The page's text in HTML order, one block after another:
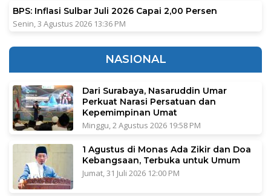
BPS: Inflasi Sulbar Juli 2026 Capai 2,00 Persen
Senin, 3 Agustus 2026 13:36 PM
NASIONAL
Dari Surabaya, Nasaruddin Umar
Perkuat Narasi Persatuan dan
Kepemimpinan Umat
Minggu, 2 Agustus 2026 19:58 PM
1 Agustus di Monas Ada Zikir dan Doa
Kebangsaan, Terbuka untuk Umum
Jumat, 31 Juli 2026 12:00 PM